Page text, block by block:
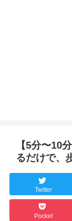
【5分〜10
るだけで、
Twitter
Pocket